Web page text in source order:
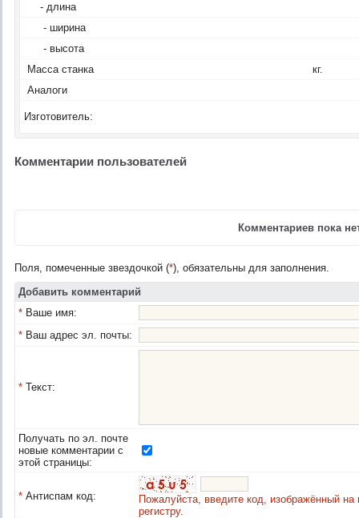
- длина
- ширина
- высота
Масса станка
кг.
Аналоги
Изготовитель:
Комментарии пользователей
Комментариев пока
Поля, помеченные звездочкой (*), обязательны для заполнения.
Добавить комментарий
* Ваше имя:
* Ваш адрес эл. почты:
* Текст:
Получать по эл. почте
новые комментарии с
этой страницы:
* Антиспам код:
Пожалуйста, введите код, изображённый
регистру.